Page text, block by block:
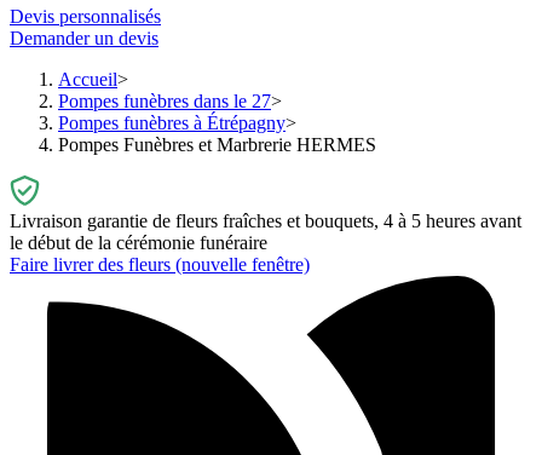
Devis personnalisés
Demander un devis
Accueil
Pompes funèbres dans le 27
Pompes funèbres à Étrépagny
Pompes Funèbres et Marbrerie HERMES
Livraison garantie de fleurs fraîches et bouquets, 4 à 5 heures avant
le début de la cérémonie funéraire
Faire livrer des fleurs (nouvelle fenêtre)